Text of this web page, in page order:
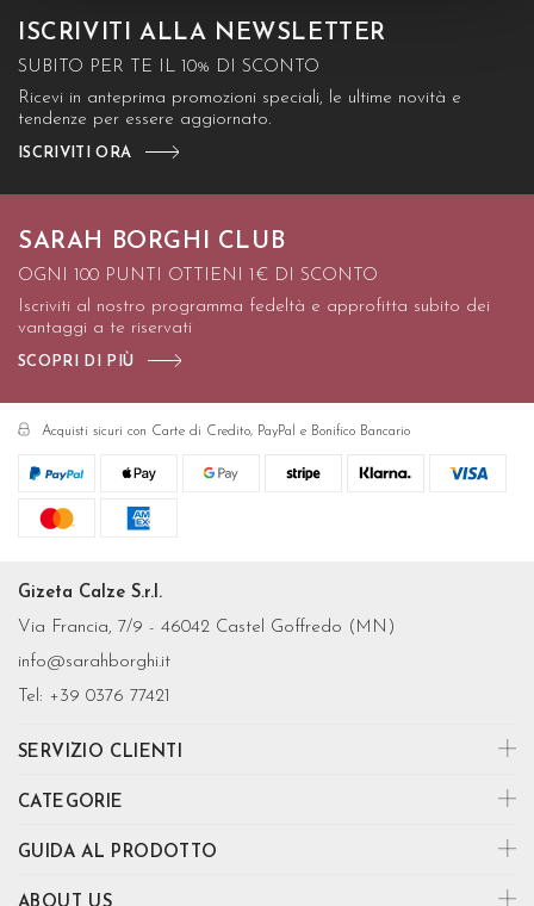
ISCRIVITI ALLA NEWSLETTER
SUBITO PER TE IL 10% DI SCONTO
Ricevi in anteprima promozioni speciali, le ultime novità e
tendenze per essere aggiornato.
ISCRIVITI ORA
SARAH BORGHI CLUB
OGNI 100 PUNTI OTTIENI 1€ DI SCONTO
Iscriviti al nostro programma fedeltà e approfitta subito dei
vantaggi a te riservati
SCOPRI DI PIÙ
Acquisti sicuri con Carte di Credito, PayPal e Bonifico Bancario
Gizeta Calze S.r.l.
Via Francia, 7/9 - 46042 Castel Goffredo (MN)
info@sarahborghi.it
Tel: +39 0376 77421
SERVIZIO CLIENTI
CATEGORIE
GUIDA AL PRODOTTO